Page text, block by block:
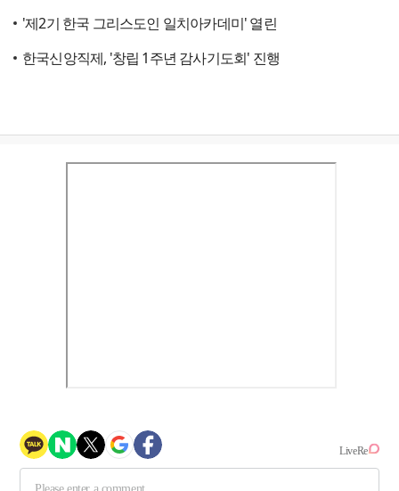
'제2기 한국 그리스도인 일치아카데미' 열린
한국신앙직제, '창립 1주년 감사기도회' 진행